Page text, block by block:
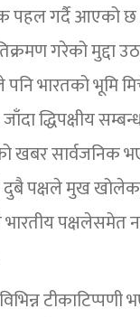
पहल गर्दै आएको छ
गरेको मुद्दा
भारतको भूमि
द्धिपक्षीय
खबर सार्वजनिक
पक्षले मुख
पक्षलेसमेत